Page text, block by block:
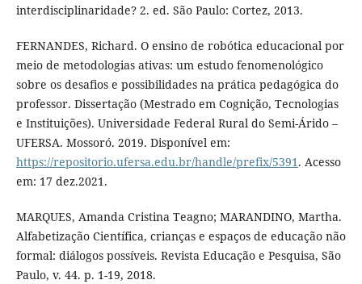
interdisciplinaridade? 2. ed. São Paulo: Cortez, 2013.
FERNANDES, Richard. O ensino de robótica educacional por
meio de metodologias ativas: um estudo fenomenológico
sobre os desafios e possibilidades na prática pedagógica do
professor. Dissertação (Mestrado em Cognição, Tecnologias
e Instituições). Universidade Federal Rural do Semi-Árido –
UFERSA. Mossoró. 2019. Disponível em:
https://repositorio.ufersa.edu.br/handle/prefix/5391. Acesso
em: 17 dez.2021.
MARQUES, Amanda Cristina Teagno; MARANDINO, Martha.
Alfabetização Científica, crianças e espaços de educação não
formal: diálogos possíveis. Revista Educação e Pesquisa, São
Paulo, v. 44. p. 1-19, 2018.